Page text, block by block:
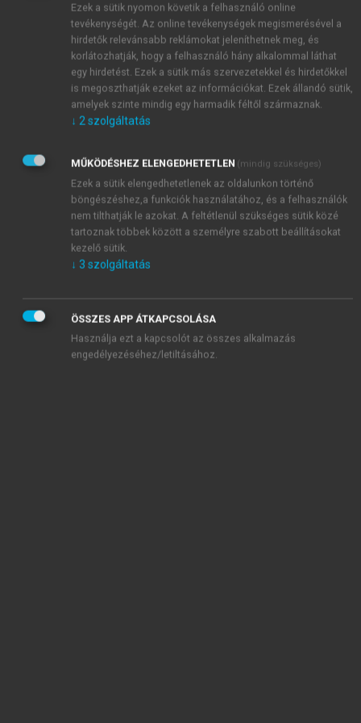
potenciállal rendelkező ország, de mezőgazdasági
termelése is a legnagyobb volumenű. Szövetségi
köztársaság, amely 22 szövetségi államból és 4
szövetségi területből áll.
Ezek a sütik nyomon követik a felhasználó online
tevékenységét. Az online tevékenységek megismerésével a
hirdetők relevánsabb reklámokat jeleníthetnek meg, és
korlátozhatják, hogy a felhasználó hány alkalommal láthat
egy hirdetést. Ezek a sütik más szervezetekkel és hirdetőkkel
is megoszthatják ezeket az információkat. Ezek állandó sütik,
amelyek szinte mindig egy harmadik féltől származnak.
↓ 2 szolgáltatás
MŰKÖDÉSHEZ ELENGEDHETETLEN (mindig szükséges)
Ezek a sütik elengedhetetlenek az oldalunkon történő
böngészéshez,a funkciók használatához, és a felhasználók
nem tilthatják le azokat. A feltétlenül szükséges sütik közé
tartoznak többek között a személyre szabott beállításokat
kezelő sütik.
↓ 3 szolgáltatás
ÖSSZES APP ÁTKAPCSOLÁSA
Használja ezt a kapcsolót az összes alkalmazás
engedélyezéséhez/letiltásához.